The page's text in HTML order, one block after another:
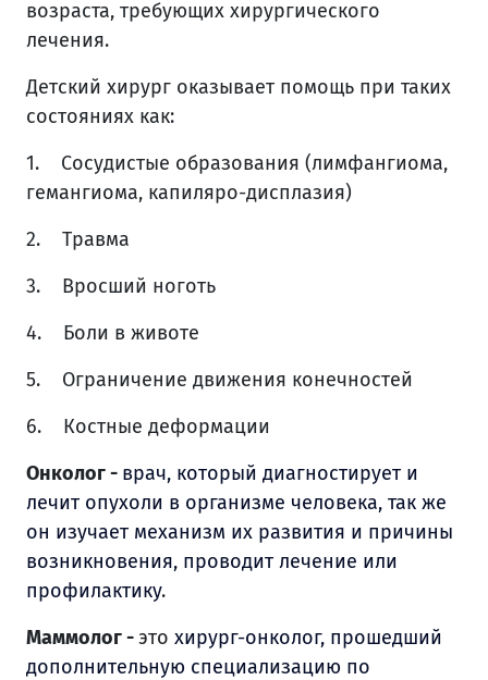
возраста, требующих хирургического
лечения.
Детский хирург оказывает помощь при таких
состояниях как:
1. Сосудистые образования (лимфангиома,
гемангиома, капиляро-дисплазия)
2. Травма
3. Вросший ноготь
4. Боли в животе
5. Ограничение движения конечностей
6. Костные деформации
Онколог - врач, который диагностирует и
лечит опухоли в организме человека, так же
он изучает механизм их развития и причины
возникновения, проводит лечение или
профилактику.
Маммолог -это хирург-онколог, прошедший
дополнительную специализацию по